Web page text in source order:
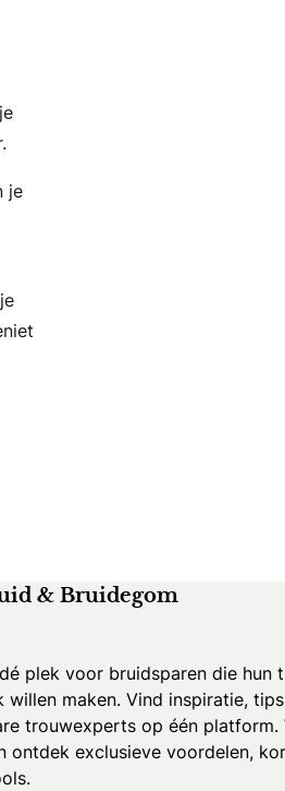
je
& Bruidegom
plek voor bruidsparen die hun
willen maken. Vind inspiratie,
trouwexperts op één platform.
ontdek exclusieve voordelen,